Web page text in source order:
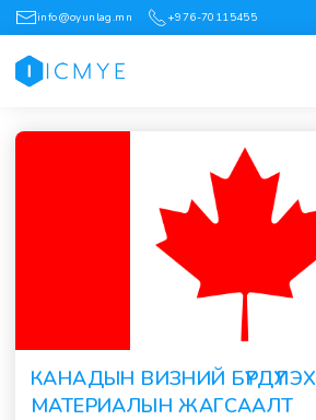
info@oyunlag.mn +976-70115455
КАНАДЫН ВИЗНИЙ БҮРДҮҮЛЭХ
МАТЕРИАЛЫН ЖАГСААЛТ